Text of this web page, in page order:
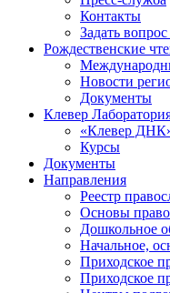
Контакты
Задать
Рождественские
Новости
Документы
Клевер
«Клевер ДНК»
Курсы
Документы
Направления
Реестр
Основы
Дошкольное
Начальное,
Приходское
Приходское